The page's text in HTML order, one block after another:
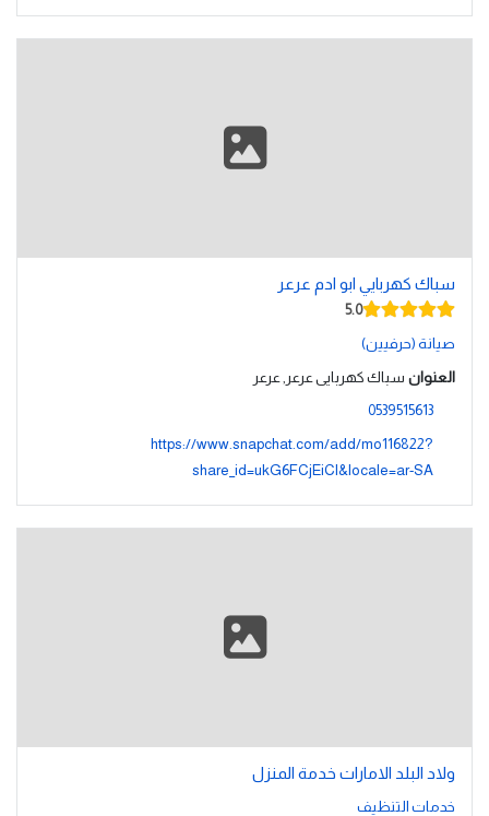
سباك كهربايي ابو ادم عرعر
5.0
صيانة (حرفيين)
العنوان سباك كهربايى عرعر, عرعر
0539515613
https://www.snapchat.com/add/mo116822?
share_id=ukG6FCjEiCI&locale=ar-SA
ولاد البلد الامارات خدمة المنزل
خدمات التنظيف